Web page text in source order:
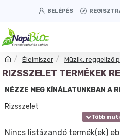
BELÉPÉS
Élelmiszer Müzlik, reggeliző
RIZSSZELET TERMÉKEK
NÉZZE MEG KÍNÁLATUNKBAN A
Rizsszelet
Nincs listázandó termék(ek)